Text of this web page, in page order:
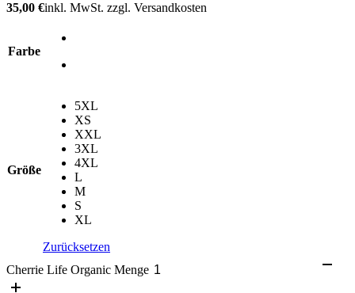
35,00 €inkl. MwSt. zzgl. Versandkosten
Farbe
Größe
5XL
XS
XXL
3XL
4XL
L
M
S
XL
Zurücksetzen
Cherrie Life Organic Menge